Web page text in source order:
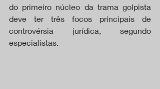
do primeiro núcleo da trama golpista
deve ter três focos principais de
controvérsia jurídica, segundo
especialistas.